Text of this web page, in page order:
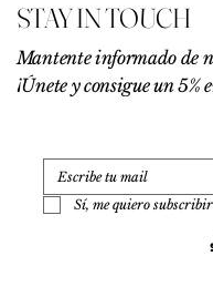
p
r
1
0
a
m
o
s
STAY IN TOUCH
Mantente informado de
¡Únete y consigue un
Sí, me quiero